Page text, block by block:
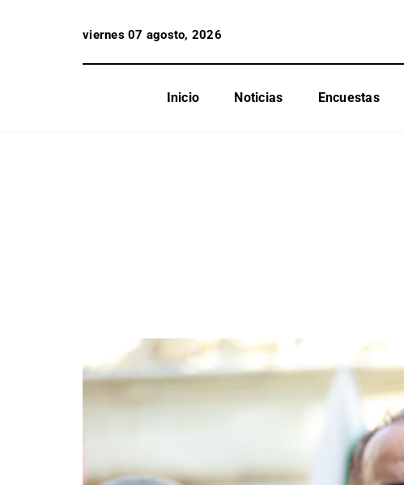
viernes 07 agosto, 2026
Inicio Noticias Encuestas